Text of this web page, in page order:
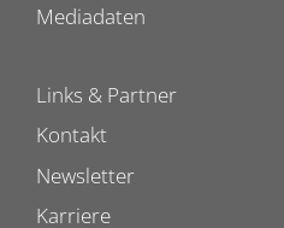
Mediadaten
Links & Partner
Kontakt
Newsletter
Karriere